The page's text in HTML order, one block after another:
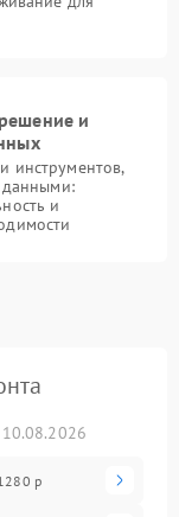
и
инструментов,
данными:
и
р